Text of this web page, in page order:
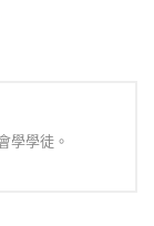
學學徒。